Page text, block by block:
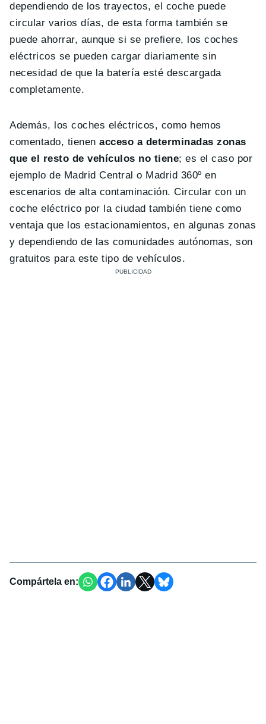
dependiendo de los trayectos, el coche puede
circular varios días, de esta forma también se
puede ahorrar, aunque si se prefiere, los coches
eléctricos se pueden cargar diariamente sin
necesidad de que la batería esté descargada
completamente.
Además, los coches eléctricos, como hemos
comentado, tienenacceso a determinadas zonas
que el resto de vehículos no tiene; es el caso por
ejemplo de Madrid Central o Madrid 360º en
escenarios de alta contaminación. Circular con un
coche eléctrico por la ciudad también tiene como
ventaja que los estacionamientos, en algunas zonas
y dependiendo de las comunidades autónomas, son
gratuitos para este tipo de vehículos.
Compártela en: